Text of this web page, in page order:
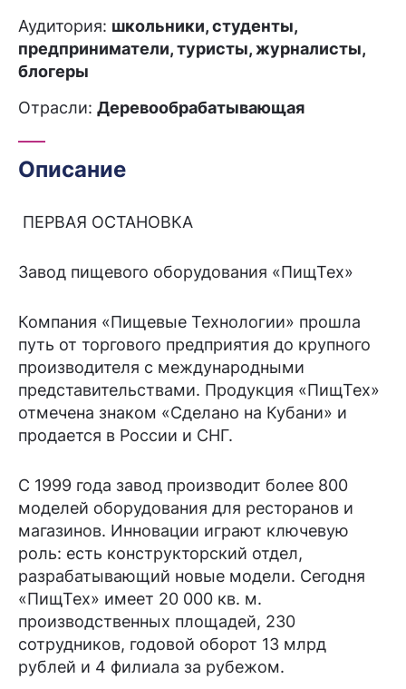
Аудитория: школьники, студенты,
предприниматели, туристы, журналисты,
блогеры
Отрасли: Деревообрабатывающая
Описание
ПЕРВАЯ ОСТАНОВКА
Завод пищевого оборудования «ПищТех»
Компания «Пищевые Технологии» прошла
путь от торгового предприятия до крупного
производителя с международными
представительствами. Продукция «ПищТех»
отмечена знаком «Сделано на Кубани» и
продается в России и СНГ.
С 1999 года завод производит более 800
моделей оборудования для ресторанов и
магазинов. Инновации играют ключевую
роль: есть конструкторский отдел,
разрабатывающий новые модели. Сегодня
«ПищТех» имеет 20 000 кв. м.
производственных площадей, 230
сотрудников, годовой оборот 13 млрд
рублей и 4 филиала за рубежом.